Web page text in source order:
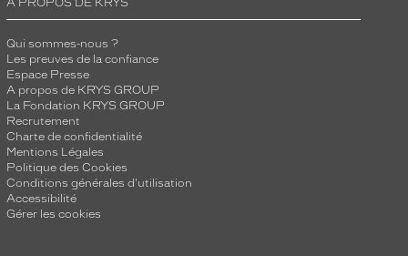
A PROPOS DE KRYS
Qui sommes-nous ?
Les preuves de la confiance
Espace Presse
A propos de KRYS GROUP
La Fondation KRYS GROUP
Recrutement
Charte de confidentialité
Mentions Légales
Politique des Cookies
Conditions générales d'utilisation
Accessibilité
Gérer les cookies